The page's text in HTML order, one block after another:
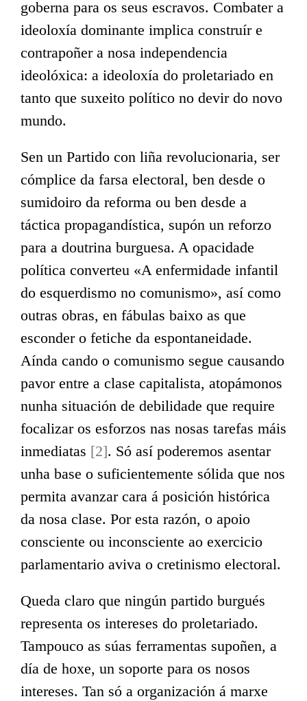
goberna para os seus escravos. Combater a
ideoloxía dominante implica construír e
contrapoñer a nosa independencia
ideolóxica: a ideoloxía do proletariado en
tanto que suxeito político no devir do novo
mundo.
Sen un Partido con liña revolucionaria, ser
cómplice da farsa electoral, ben desde o
sumidoiro da reforma ou ben desde a
táctica propagandística, supón un reforzo
para a doutrina burguesa. A opacidade
política converteu «A enfermidade infantil
do esquerdismo no comunismo», así como
outras obras, en fábulas baixo as que
esconder o fetiche da espontaneidade.
Aínda cando o comunismo segue causando
pavor entre a clase capitalista, atopámonos
nunha situación de debilidade que require
focalizar os esforzos nas nosas tarefas máis
inmediatas [2]. Só así poderemos asentar
unha base o suficientemente sólida que nos
permita avanzar cara á posición histórica
da nosa clase. Por esta razón, o apoio
consciente ou inconsciente ao exercicio
parlamentario aviva o cretinismo electoral.
Queda claro que ningún partido burgués
representa os intereses do proletariado.
Tampouco as súas ferramentas supoñen, a
día de hoxe, un soporte para os nosos
intereses. Tan só a organización á marxe